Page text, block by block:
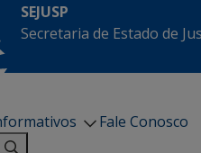
SEJUSP
Secretaria de Estado de
Fale Conosco